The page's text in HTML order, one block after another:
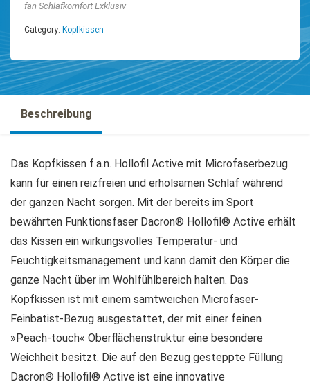
fan Schlafkomfort Exklusiv
Category: Kopfkissen
Beschreibung
Das Kopfkissen f.a.n. Hollofil Active mit Microfaserbezug
kann für einen reizfreien und erholsamen Schlaf während
der ganzen Nacht sorgen. Mit der bereits im Sport
bewährten Funktionsfaser Dacron® Hollofil® Active erhält
das Kissen ein wirkungsvolles Temperatur- und
Feuchtigkeitsmanagement und kann damit den Körper die
ganze Nacht über im Wohlfühlbereich halten. Das
Kopfkissen ist mit einem samtweichen Microfaser-
Feinbatist-Bezug ausgestattet, der mit einer feinen
»Peach-touch« Oberflächenstruktur eine besondere
Weichheit besitzt. Die auf den Bezug gesteppte Füllung
Dacron® Hollofil® Active ist eine innovative